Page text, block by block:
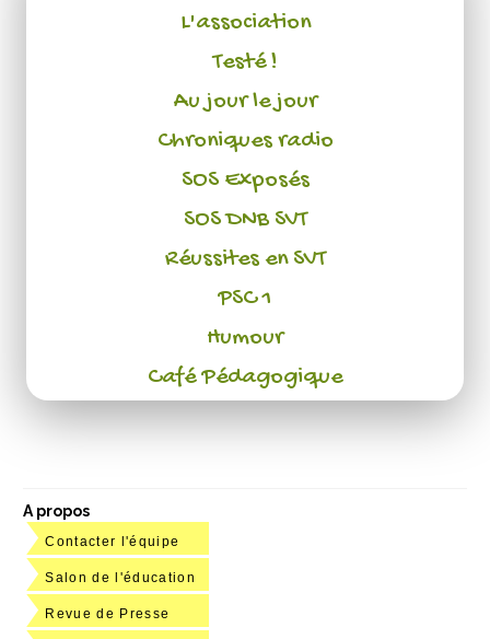
L'association
Testé !
Au jour le jour
Chroniques radio
SOS Exposés
SOS DNB SVT
Réussites en SVT
PSC 1
Humour
Café Pédagogique
A propos
Contacter l'équipe
Salon de l'éducation
Revue de Presse